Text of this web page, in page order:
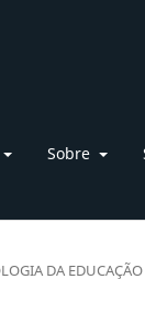
Sobre
DA EDUCAÇÃO